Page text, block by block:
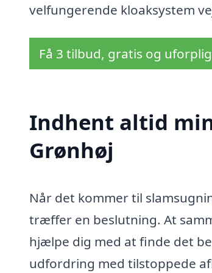
velfungerende kloaksystem
Få 3 tilbud, gratis og
Indhent altid
Grønhøj
Når det kommer til
træffer en beslutning. At
hjælpe dig med at finde det
udfordring med tilstoppede